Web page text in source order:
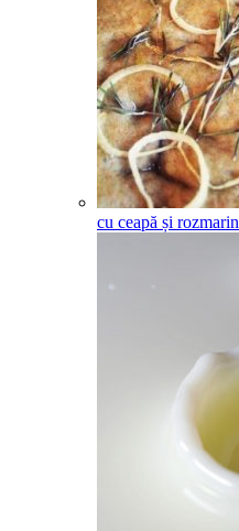
cu ceapă și rozmarin